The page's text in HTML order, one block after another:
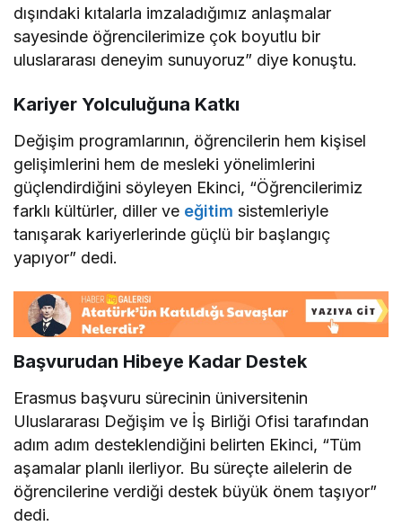
dışındaki kıtalarla imzaladığımız anlaşmalar
sayesinde öğrencilerimize çok boyutlu bir
uluslararası deneyim sunuyoruz” diye konuştu.
Kariyer Yolculuğuna Katkı
Değişim programlarının, öğrencilerin hem kişisel
gelişimlerini hem de mesleki yönelimlerini
güçlendirdiğini söyleyen Ekinci, “Öğrencilerimiz
farklı kültürler, diller ve eğitim sistemleriyle
tanışarak kariyerlerinde güçlü bir başlangıç
yapıyor” dedi.
Başvurudan Hibeye Kadar Destek
Erasmus başvuru sürecinin üniversitenin
Uluslararası Değişim ve İş Birliği Ofisi tarafından
adım adım desteklendiğini belirten Ekinci, “Tüm
aşamalar planlı ilerliyor. Bu süreçte ailelerin de
öğrencilerine verdiği destek büyük önem taşıyor”
dedi.